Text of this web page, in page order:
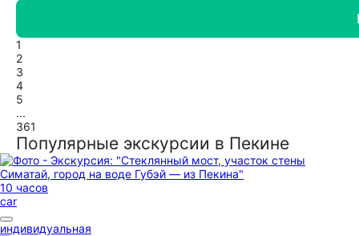
1
2
3
4
5
...
361
Популярные экскурсии в Пекине
10 часов
car
индивидуальная